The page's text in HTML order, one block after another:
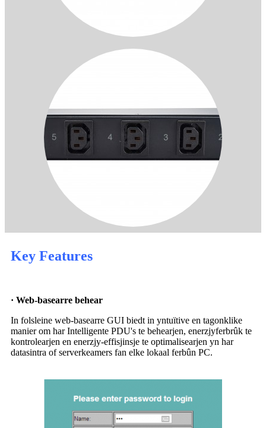
Key Features
· Web-basearre behear
In folsleine web-basearre GUI biedt in yntuïtive en tagonklike
manier om har Intelligente PDU's te behearjen, enerzjyferbrûk te
kontrolearjen en enerzjy-effisjinsje te optimalisearjen yn har
datasintra of serverkeamers fan elke lokaal ferbûn PC.